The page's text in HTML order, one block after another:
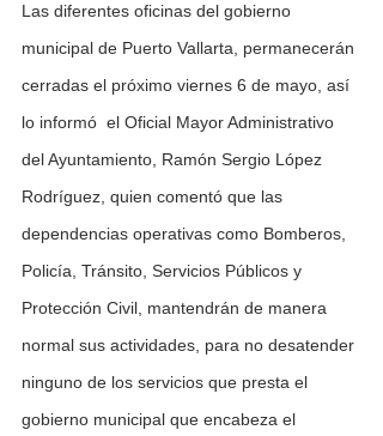
Las diferentes oficinas del gobierno
municipal de Puerto Vallarta, permanecerán
cerradas el próximo viernes 6 de mayo, así
lo informó  el Oficial Mayor Administrativo
del Ayuntamiento, Ramón Sergio López
Rodríguez, quien comentó que las
dependencias operativas como Bomberos,
Policía, Tránsito, Servicios Públicos y
Protección Civil, mantendrán de manera
normal sus actividades, para no desatender
ninguno de los servicios que presta el
gobierno municipal que encabeza el